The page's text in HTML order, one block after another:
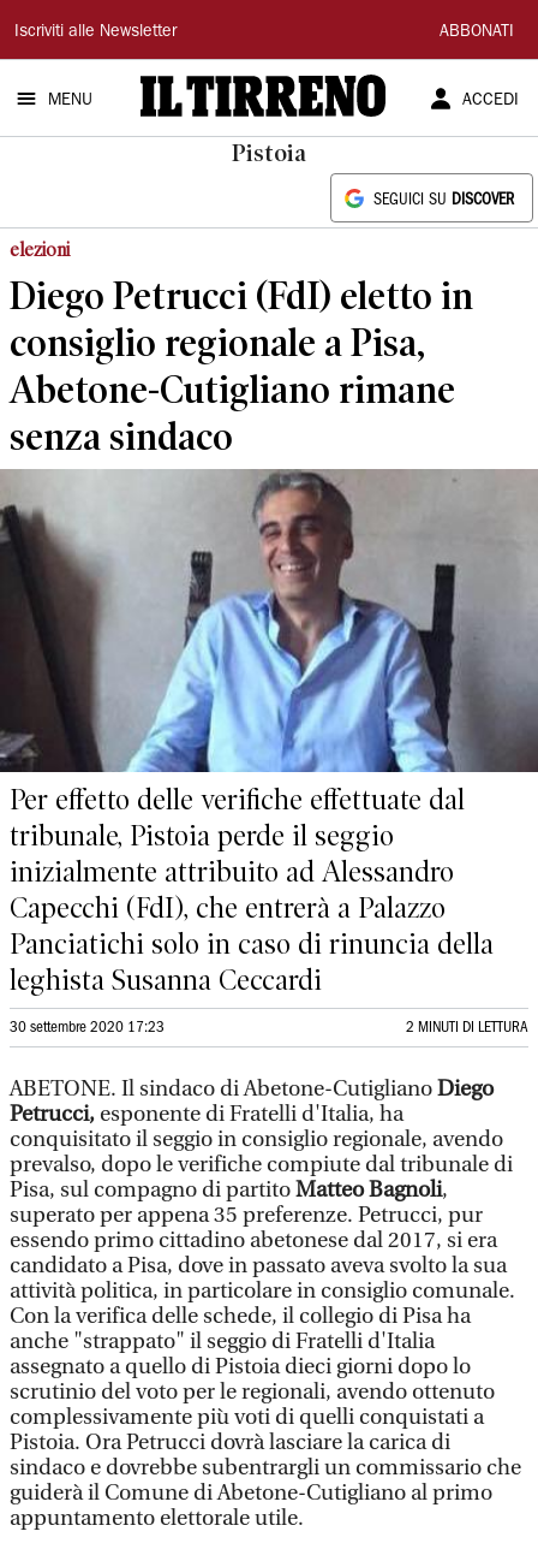
Il
Tirreno
Iscriviti alle Newsletter ABBONATI
MENU ACCEDI
Pistoia
SEGUICI SU DISCOVER
elezioni
Diego Petrucci (FdI) eletto in
consiglio regionale a Pisa,
Abetone-Cutigliano rimane
senza sindaco
Per effetto delle verifiche effettuate dal
tribunale, Pistoia perde il seggio
inizialmente attribuito ad Alessandro
Capecchi (FdI), che entrerà a Palazzo
Panciatichi solo in caso di rinuncia della
leghista Susanna Ceccardi
30 settembre 2020 17:23 2 MINUTI DI LETTURA
ABETONE. Il sindaco di Abetone-CutiglianoDiego
Petrucci, esponente di Fratelli d'Italia, ha
conquisitato il seggio in consiglio regionale, avendo
prevalso, dopo le verifiche compiute dal tribunale di
Pisa, sul compagno di partitoMatteo Bagnoli,
superato per appena 35 preferenze. Petrucci, pur
essendo primo cittadino abetonese dal 2017, si era
candidato a Pisa, dove in passato aveva svolto la sua
attività politica, in particolare in consiglio comunale.
Con la verifica delle schede, il collegio di Pisa ha
anche "strappato" il seggio di Fratelli d'Italia
assegnato a quello di Pistoia dieci giorni dopo lo
scrutinio del voto per le regionali, avendo ottenuto
complessivamente più voti di quelli conquistati a
Pistoia. Ora Petrucci dovrà lasciare la carica di
sindaco e dovrebbe subentrargli un commissario che
guiderà il Comune di Abetone-Cutigliano al primo
appuntamento elettorale utile.